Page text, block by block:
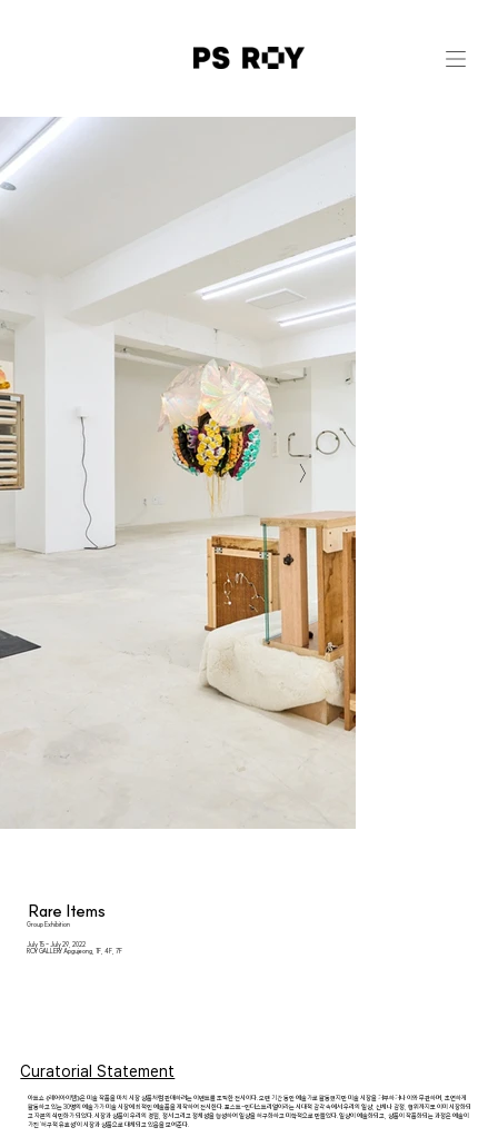
Rare Items
Group Exhibition
July 15 - July 29, 2022
ROY GALLERY Apgujeong, 1F, 4F, 7F
Curatorial Statement
아트쇼 《레어아이템》은 미술 작품을 마치 시장 상품처럼 판매하려는 이벤트를 조직한 전시이다. 오랜 기간 동안 예술가로 활동했지만 미술 시장을 거부하거나 이와 무관하며, 초연하게
활동하고 있는 30명의 예술가가 미술 시장에 최적인 예술품을 제작하여 전시한다. 포스트-인더스트리얼이라는 시대적 감각 속에서 우리의 일상, 신체나 감정, 행위까지도 이미 시장화되
고 자본의 식민화가 되었다. 시장과 상품이 우리의 경험, 정서 그리고 정체성을 형성하여 일상을 허구화하고 미학적으로 만들었다. 일상이 예술화되고, 상품이 작품화되는 과정은 예술이
가진 ‘허구적 유효성’이 시장과 상품으로 대체되고 있음을 보여준다.